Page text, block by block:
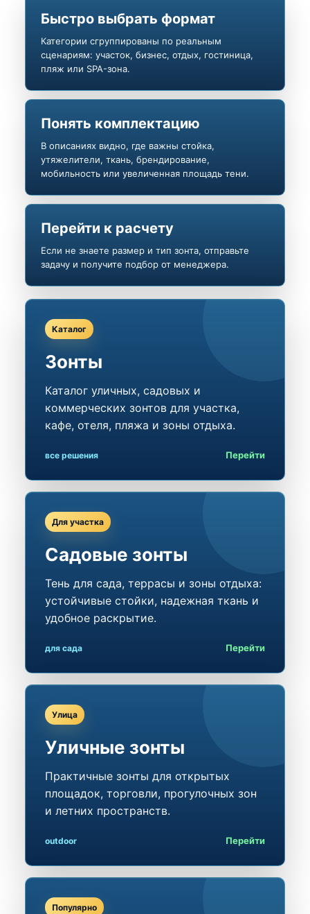
Быстро выбрать формат
Категории сгруппированы по реальным
сценариям: участок, бизнес, отдых, гостиница,
пляж или SPA-зона.
Понять комплектацию
В описаниях видно, где важны стойка,
утяжелители, ткань, брендирование,
мобильность или увеличенная площадь тени.
Перейти к расчету
Если не знаете размер и тип зонта, отправьте
задачу и получите подбор от менеджера.
Каталог
Зонты
Каталог уличных, садовых и
коммерческих зонтов для участка,
кафе, отеля, пляжа и зоны отдыха.
все решения Перейти
Для участка
Садовые зонты
Тень для сада, террасы и зоны отдыха:
устойчивые стойки, надежная ткань и
удобное раскрытие.
для сада Перейти
Улица
Уличные зонты
Практичные зонты для открытых
площадок, торговли, прогулочных зон
и летних пространств.
outdoor Перейти
Популярно